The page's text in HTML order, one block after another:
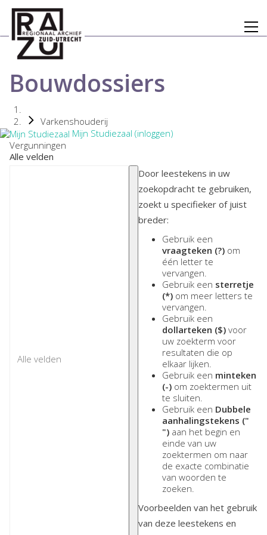
Bouwdossiers
Varkenshouderij
Mijn Studiezaal (inloggen)
Vergunningen
Alle velden
Door leestekens in uw
zoekopdracht te gebruiken,
zoekt u specifieker of juist
breder:
Gebruik een
vraagteken (?) om
één letter te
vervangen.
Gebruik een sterretje
(*) om meer letters te
vervangen.
Gebruik een
dollarteken ($) voor
uw zoekterm voor
resultaten die op
elkaar lijken.
Gebruik een minteken
(-) om zoektermen uit
te sluiten.
Gebruik een Dubbele
aanhalingstekens ("
") aan het begin en
einde van uw
zoektermen om naar
de exacte combinatie
van woorden te
zoeken.
Voorbeelden van het gebruik
van deze leestekens en